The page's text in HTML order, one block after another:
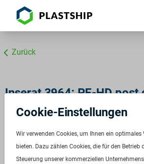
Zurück
Inserat 3964: PE-HD post
gray
Cookie-Einstellungen
Wir verwenden Cookies, um Ihnen ein optimales
bieten. Dazu zählen Cookies, die für den Betrieb
Steuerung unserer kommerziellen